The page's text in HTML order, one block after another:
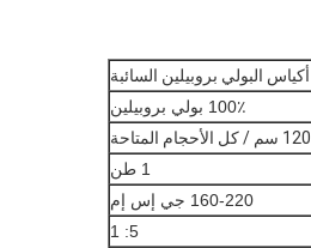
100٪ بولي بروبيلين
1 طن
160-220 جي إس إم
5: 1